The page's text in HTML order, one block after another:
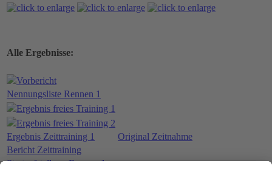
Alle Ergebnisse:
Vorbericht
Nennungsliste Rennen 1
Ergebnis freies Training 1
Ergebnis freies Training 2
Ergebnis Zeittraining 1
Original Zeitnahme
Bericht Zeittraining
Startaufstellung Rennen 1